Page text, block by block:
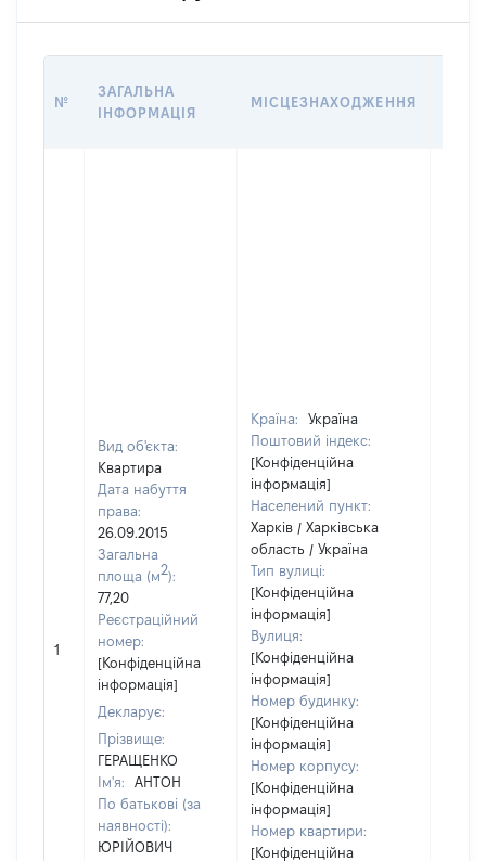
№
ЗАГАЛЬНА
ІНФОРМАЦІЯ
МІСЦЕЗНАХОДЖЕННЯ
1
Вид об'єкта:
Квартира
Дата набуття
права:
26.09.2015
Загальна
площа (м2):
77,20
Реєстраційний
номер:
[Конфіденційна
інформація]
Декларує:
Прізвище:
ГЕРАЩЕНКО
Ім'я:
АНТОН
По батькові (за
наявності):
ЮРІЙОВИЧ
Країна:
Україна
Поштовий індекс:
[Конфіденційна
інформація]
Населений пункт:
Харків / Харківська
область / Україна
Тип вулиці:
[Конфіденційна
інформація]
Вулиця:
[Конфіденційна
інформація]
Номер будинку:
[Конфіденційна
інформація]
Номер корпусу:
[Конфіденційна
інформація]
Номер квартири:
[Конфіденційна